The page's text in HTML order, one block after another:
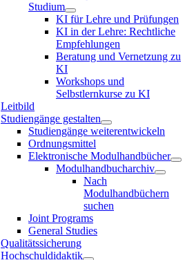
Studium
KI für Lehre und Prüfungen
KI in der Lehre: Rechtliche
Empfehlungen
Beratung und Vernetzung zu
KI
Workshops und
Selbstlernkurse zu KI
Leitbild
Studiengänge gestalten
Studiengänge weiterentwickeln
Ordnungsmittel
Elektronische Modulhandbücher
Modulhandbucharchiv
Nach
Modulhandbüchern
suchen
Joint Programs
General Studies
Qualitätssicherung
Hochschuldidaktik